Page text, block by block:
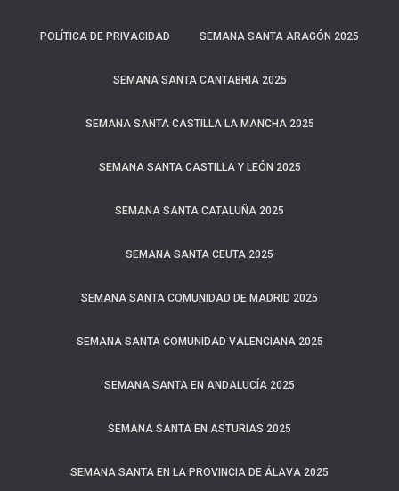
POLÍTICA DE PRIVACIDAD SEMANA SANTA ARAGÓN 2025
SEMANA SANTA CANTABRIA 2025
SEMANA SANTA CASTILLA LA MANCHA 2025
SEMANA SANTA CASTILLA Y LEÓN 2025
SEMANA SANTA CATALUÑA 2025
SEMANA SANTA CEUTA 2025
SEMANA SANTA COMUNIDAD DE MADRID 2025
SEMANA SANTA COMUNIDAD VALENCIANA 2025
SEMANA SANTA EN ANDALUCÍA 2025
SEMANA SANTA EN ASTURIAS 2025
SEMANA SANTA EN LA PROVINCIA DE ÁLAVA 2025